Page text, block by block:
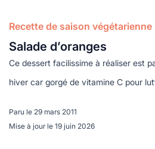
préventive
au naturel
végétariennes
locales
plus de recyclage
responsables
naturel
témoignages
Recette de saison végétarienne
Salade d’oranges
Ce dessert facilissime à réaliser est
hiver car gorgé de vitamine C pour
Paru le 29 mars 2011
Mise à jour le 19 juin 2026